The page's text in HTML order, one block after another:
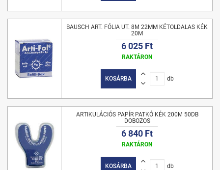
BAUSCH ART. FÓLIA UT. 8Μ 22MM KÉTOLDALAS KÉK
20M
6 025 Ft
RAKTÁRON
KOSÁRBA db
ARTIKULÁCIÓS PAPÍR PATKÓ KÉK 200Μ 50DB
DOBOZOS
6 840 Ft
RAKTÁRON
KOSÁRBA db